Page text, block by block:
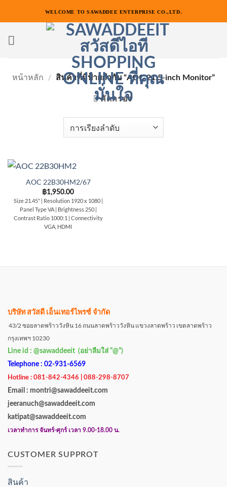
เนื้อหา
WELCOME TO SAWADDEE ENTERPRISE CO.,LTD.
หน้าหลัก / สินค้าที่มีป้ายกำกับ “AOC 21.5-inch Monitor”
คัดกรอง
AOC 22B30HM2/67
฿1,950.00
Size 21.45" | Resolution 1920 x 1080 |
Panel Type VA | Brightness 250 |
Contrast Ratio 1000:1 | Connectivity
VGA, HDMI
บริษัท สวัสดี เอ็นเทอร์ไพรซ์ จำกัด
43/2 ซอยลาดพร้าววังหิน 16 ถนนลาดพร้าววังหิน แขวงลาดพร้าว เขตลาดพร้าว
กรุงเทพฯ 10230
Line id : @sawaddeeit (อย่าลืมใส่ “@”)
Telephone : 02-931-6569
Hotline : 081-842-4346 | 088-298-8707
Email : montri@sawaddeeit.com
jeeranuch@sawaddeeit.com
katipat@sawaddeeit.com
เวลาทำการ จันทร์-ศุกร์ เวลา 9.00-18.00 น.
CUSTOMER SUPPROT
สินค้า